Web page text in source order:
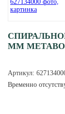
ММ METABO
Артикул:
Временно